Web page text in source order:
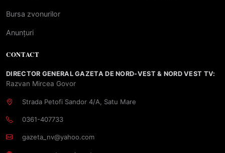
Bursa zvonurilor
Anunțuri
CONTACT
DIRECTOR GENERAL GAZETA DE NORD-VEST & NORD VEST TV:
Razvan Mircea Govor
Strada Petofi Sandor 4/A, Satu Mare
0361-407733
gazeta_nv@yahoo.com